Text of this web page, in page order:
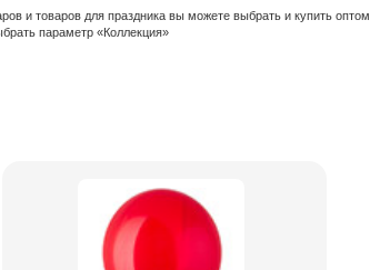
и товаров для праздника вы можете выбрать и купить оптом
параметр «Коллекция»